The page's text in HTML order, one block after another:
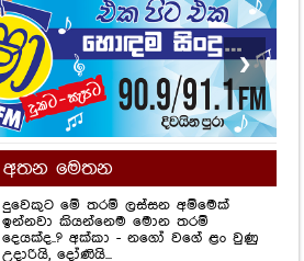
අතන මෙතන
දුවෙකුට මේ තරම් ලස්සන අම්මෙක්
ඉන්නවා කියන්නෙම මොන තරම්
දෙයක්ද..? අක්කා - නගෝ වගේ ළං වුණු
උදාරියි, දෝණියි...
1,685Views
ලස්සනට මුල්තැන දුන් ඇය අනතුරක්
ගැන සිතුවේම නැති තරම්.. වයස අවුරුදු
22 දී පිළිකා මාරයාගේ ගොදුරක් වුණු
තරුණියක් ගැන ඇසෙන සංවේදී කතාව
මෙන්න...